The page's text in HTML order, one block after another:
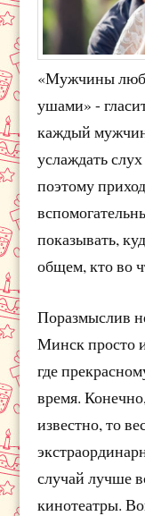
«Мужчины
ушами» -
каждый
услаждать
поэтому
показывать,
общем, кто во
Поразмыслив
Минск просто
где
время.
известно, то
случай лучше
кинотеатры.